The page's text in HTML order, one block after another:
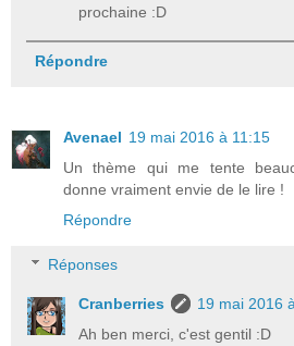
prochaine :D
Répondre
Avenael 19 mai 2016 à 11:15
Un thème qui me tente
donne vraiment envie de le lire !
Répondre
Réponses
Cranberries
19 mai 2016
Ah ben merci, c'est gentil :D